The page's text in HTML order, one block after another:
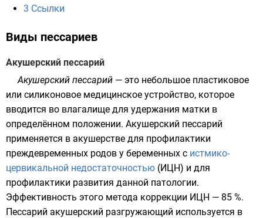
3 Ссылки
Виды пессариев
Акушерский пессарий
Акушерский пессарий — это небольшое пластиковое
или силиконовое медицинское устройство, которое
вводится во влагалище для удержания матки в
определённом положении. Акушерский пессарий
применяется в акушерстве для профилактики
преждевременных родов у беременных с истмико-
цервикальной недостаточностью (ИЦН) и для
профилактики развития данной патологии.
Эффективность этого метода коррекции ИЦН — 85 %.
Пессарий акушерский разгружающий используется в